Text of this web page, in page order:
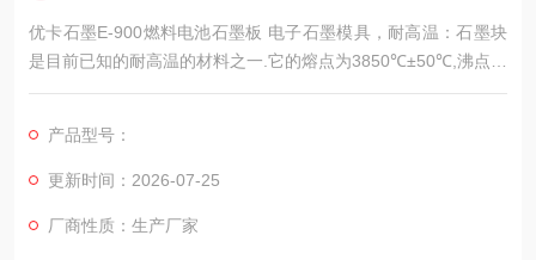
优卡石墨E-900燃料电池石墨板 电子石墨模具，耐高温：石墨块
是目前已知的耐高温的材料之一.它的熔点为3850℃±50℃,沸点达
4250℃.它在7000℃超高温电弧下10S,石墨的损失小,按重量计石
产品型号：
更新时间：2026-07-25
厂商性质：生产厂家